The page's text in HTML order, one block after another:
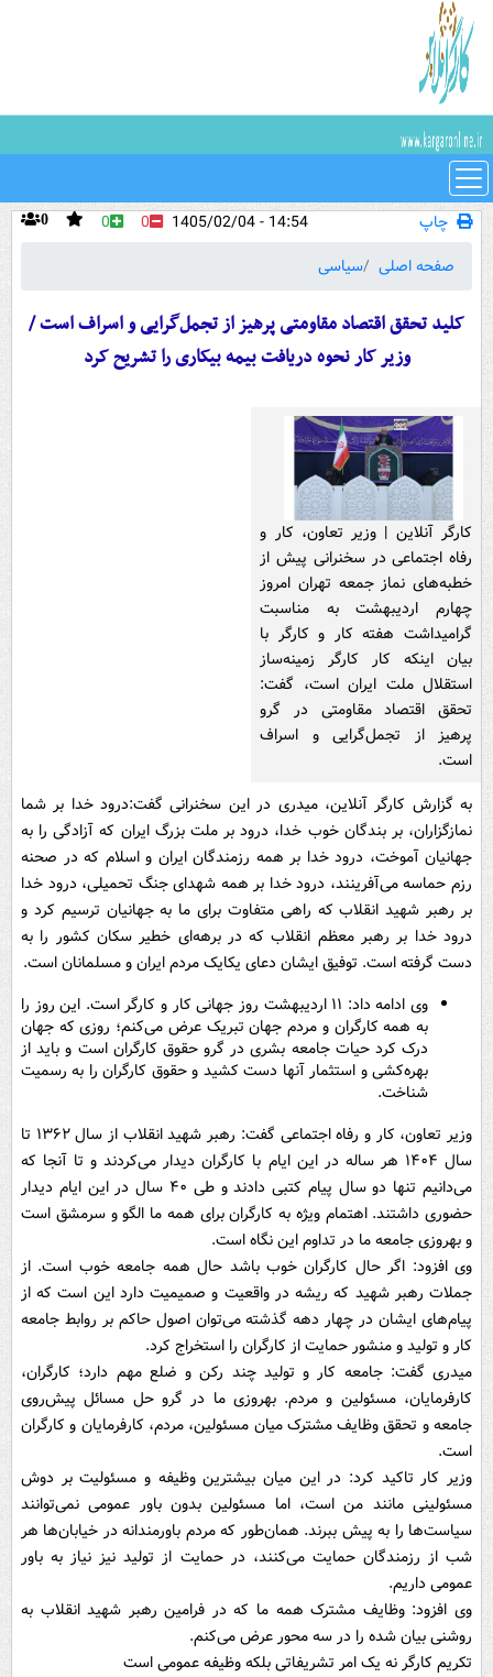
چاپ 0 0 0
14:54 - 1405/02/04
صفحه اصلی
سیاسی
کلید تحقق اقتصاد مقاومتی پرهیز از تجمل‌گرایی و اسراف است /
وزیر کار نحوه دریافت بیمه بیکاری را تشریح کرد
کارگر آنلاین | وزیر تعاون، کار و
رفاه اجتماعی در سخنرانی پیش از
خطبه‌های نماز جمعه تهران امروز
چهارم اردیبهشت به مناسبت
گرامیداشت هفته کار و کارگر با
بیان اینکه کار کارگر زمینه‌ساز
استقلال ملت ایران است، گفت:
تحقق اقتصاد مقاومتی در گرو
پرهیز از تجمل‌گرایی و اسراف
است.
به گزارش کارگر آنلاین، میدری در این سخنرانی گفت:درود خدا بر شما
نمازگزاران، بر بندگان خوب خدا، درود بر ملت بزرگ ایران که آزادگی را به
جهانیان آموخت، درود خدا بر همه رزمندگان ایران و اسلام که در صحنه
رزم حماسه می‌آفرینند، درود خدا بر همه شهدای جنگ تحمیلی، درود خدا
بر رهبر شهید انقلاب که راهی متفاوت برای ما به جهانیان ترسیم کرد و
درود خدا بر رهبر معظم انقلاب که در برهه‌ای خطیر سکان کشور را به
دست گرفته است. توفیق ایشان دعای یکایک مردم ایران و مسلمانان است.
وی ادامه داد: ۱۱ اردیبهشت روز جهانی کار و کارگر است. این روز را
به همه کارگران و مردم جهان تبریک عرض می‌کنم؛ روزی که جهان
درک کرد حیات جامعه بشری در گرو حقوق کارگران است و باید از
بهره‌کشی و استثمار آنها دست کشید و حقوق کارگران را به رسمیت
شناخت.
وزیر تعاون، کار و رفاه اجتماعی گفت: رهبر شهید انقلاب از سال ۱۳۶۲ تا
سال ۱۴۰۴ هر ساله در این ایام با کارگران دیدار می‌کردند و تا آنجا که
می‌دانیم تنها دو سال پیام کتبی دادند و طی ۴۰ سال در این ایام دیدار
حضوری داشتند. اهتمام ویژه به کارگران برای همه ما الگو و سرمشق است
و بهروزی جامعه ما در تداوم این نگاه است.
وی افزود: اگر حال کارگران خوب باشد حال همه جامعه خوب است. از
جملات رهبر شهید که ریشه در واقعیت و صمیمیت دارد این است که از
پیام‌های ایشان در چهار دهه گذشته می‌توان اصول حاکم بر روابط جامعه
کار و تولید و منشور حمایت از کارگران را استخراج کرد.
میدری گفت: جامعه کار و تولید چند رکن و ضلع مهم دارد؛ کارگران،
کارفرمایان، مسئولین و مردم. بهروزی ما در گرو حل مسائل پیش‌روی
جامعه و تحقق وظایف مشترک میان مسئولین، مردم، کارفرمایان و کارگران
است.
وزیر کار تاکید کرد: در این میان بیشترین وظیفه و مسئولیت بر دوش
مسئولینی مانند من است، اما مسئولین بدون باور عمومی نمی‌توانند
سیاست‌ها را به پیش ببرند. همان‌طور که مردم باورمندانه در خیابان‌ها هر
شب از رزمندگان حمایت می‌کنند، در حمایت از تولید نیز نیاز به باور
عمومی داریم.
وی افزود: وظایف مشترک همه ما که در فرامین رهبر شهید انقلاب به
روشنی بیان شده را در سه محور عرض می‌کنم.
تکریم کارگر نه یک امر تشریفاتی بلکه وظیفه عمومی است